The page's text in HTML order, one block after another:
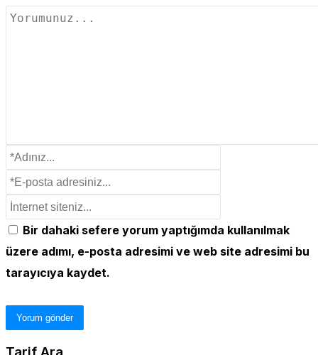
Bir dahaki sefere yorum yaptığımda kullanılmak
üzere adımı, e-posta adresimi ve web site adresimi bu
tarayıcıya kaydet.
Tarif Ara